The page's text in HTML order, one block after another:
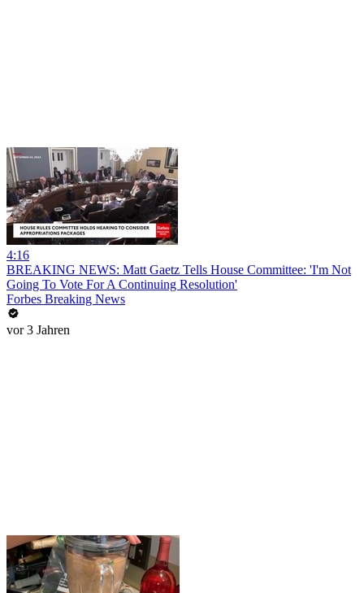
4:16
BREAKING NEWS: Matt Gaetz Tells House Committee: 'I'm Not
Going To Vote For A Continuing Resolution'
Forbes Breaking News
vor 3 Jahren